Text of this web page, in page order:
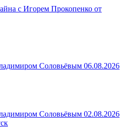
с Игорем Прокопенко от
Соловьёвым 06.08.2026
Соловьёвым 02.08.2026